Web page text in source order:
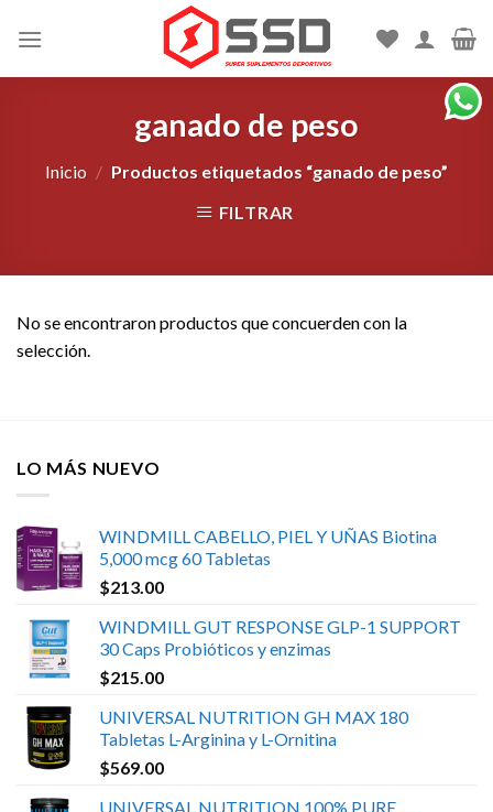
ganado de peso
Inicio / Productos etiquetados “ganado de peso”
FILTRAR
No se encontraron productos que concuerden con la
selección.
LO MÁS NUEVO
WINDMILL CABELLO, PIEL Y UÑAS Biotina
5,000 mcg 60 Tabletas
$213.00
WINDMILL GUT RESPONSE GLP-1 SUPPORT
30 Caps Probióticos y enzimas
$215.00
UNIVERSAL NUTRITION GH MAX 180
Tabletas L-Arginina y L-Ornitina
$569.00
UNIVERSAL NUTRITION 100% PURE